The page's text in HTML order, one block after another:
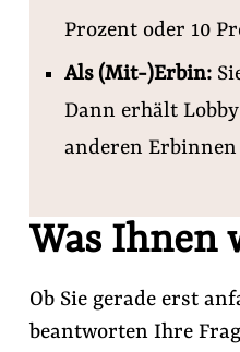
Prozent oder 10
Als (Mit-)Erbin:
Dann erhält
anderen
Was Ihnen
Ob Sie gerade erst
beantworten Ihre